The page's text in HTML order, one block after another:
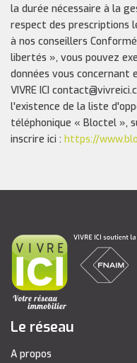
la durée nécessaire à la
respect des prescriptions
à nos conseillers
libertés », vous pouvez
données vous
VIVRE ICI
l'existence de la liste
téléphonique « Bloctel »,
inscrire ici : https://
Le réseau
A propos